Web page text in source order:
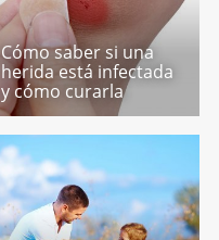
Cómo saber si una
herida está infectada
y cómo curarla